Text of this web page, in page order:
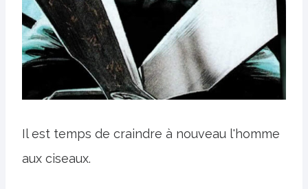
Il est temps de craindre à nouveau l'homme
aux ciseaux.